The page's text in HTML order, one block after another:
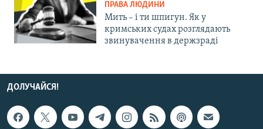
ПРАВА ЛЮДИНИ
Мить – і ти шпигун. Як у
кримських судах розглядають
звинувачення в держзраді
ДОЛУЧАЙСЯ!